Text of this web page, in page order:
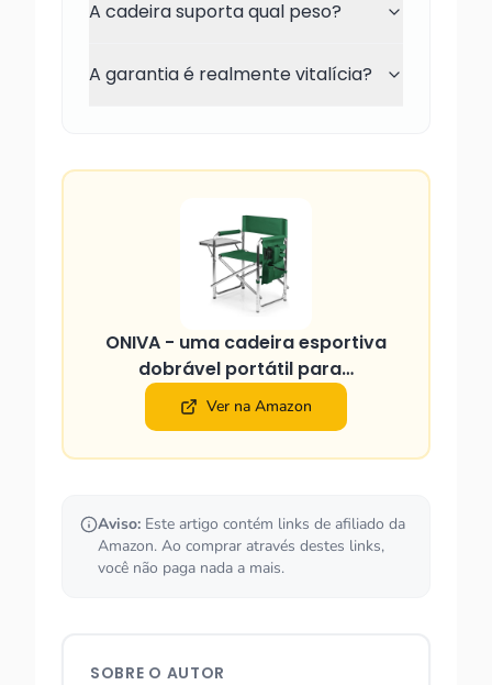
A cadeira suporta qual peso?
A garantia é realmente vitalícia?
ONIVA - uma cadeira esportiva
dobrável portátil para…
Ver na Amazon
Aviso: Este artigo contém links de afiliado da
Amazon. Ao comprar através destes links,
você não paga nada a mais.
SOBRE O AUTOR